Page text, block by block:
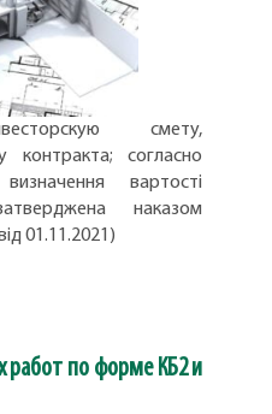
смету,
контракта; согласно
вартості
наказом
01.11.2021)
работ по форме КБ2 и